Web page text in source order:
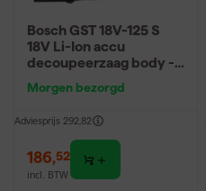
Bosch GST 18V-125 S
18V Li-Ion accu
decoupeerzaag body -
Morgen bezorgd
Adviesprijs 292,82
186,52
incl. BTW